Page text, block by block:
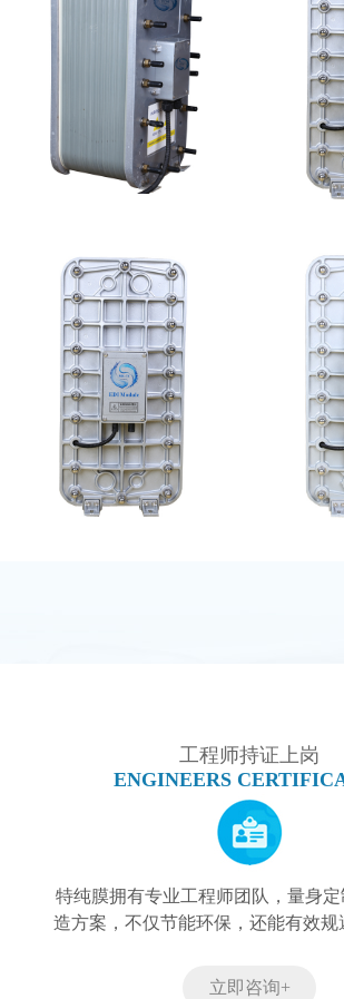
EDI超纯水处理设备 MK-
PureTec （浦睿）EDI模
块维修
MK-
工程师持证上岗
ENGINEERS
特纯膜拥有专业工程师团队，量身定
造方案，不仅节能环保，还能有效规
立即咨询+